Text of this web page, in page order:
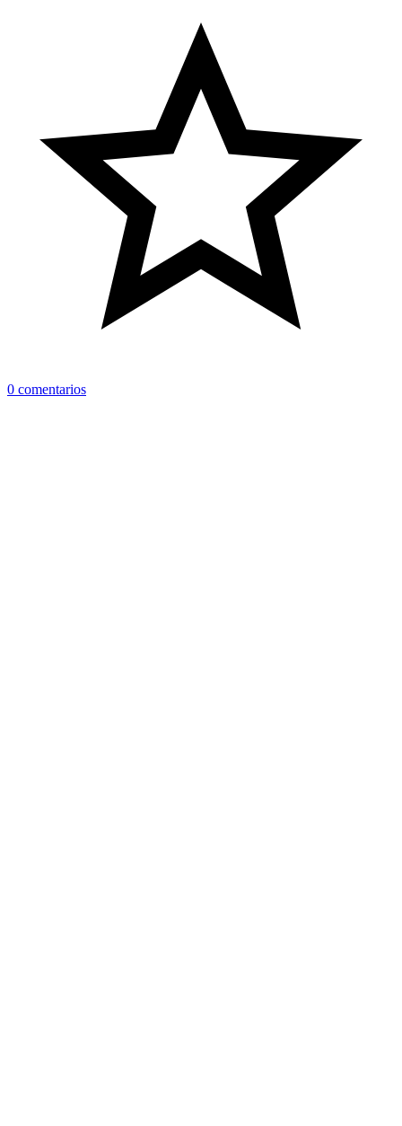
0 comentarios